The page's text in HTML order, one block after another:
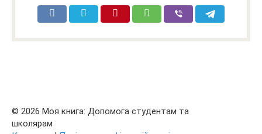
© 2026 Моя книга: Допомога студентам та
школярам